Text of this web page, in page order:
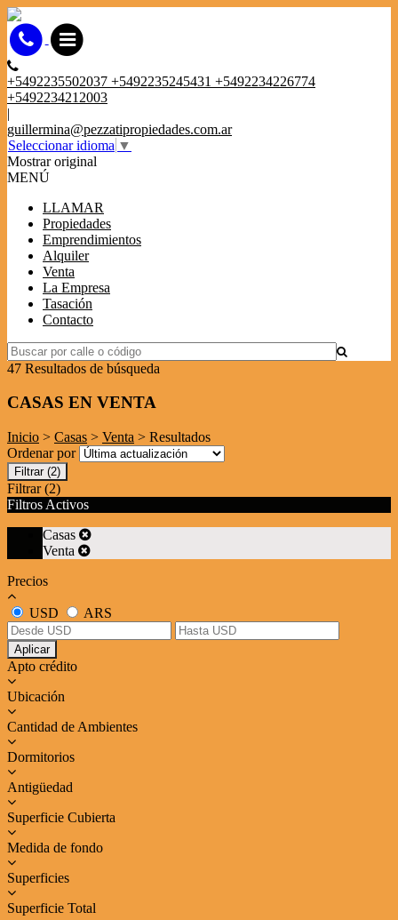
+5492235502037 +5492235245431 +5492234226774
+5492234212003
|
guillermina@pezzatipropiedades.com.ar
Seleccionar idioma ▼
Mostrar original
MENÚ
LLAMAR
Propiedades
Emprendimientos
Alquiler
Venta
La Empresa
Tasación
Contacto
47 Resultados de búsqueda
CASAS EN VENTA
Inicio > Casas > Venta > Resultados
Ordenar por
Filtrar (2)
Filtrar (2)
Filtros Activos
Casas
Venta
Precios
USD ARS
Aplicar
Apto crédito
Ubicación
Cantidad de Ambientes
Dormitorios
Antigüedad
Superficie Cubierta
Medida de fondo
Superficies
Superficie Total